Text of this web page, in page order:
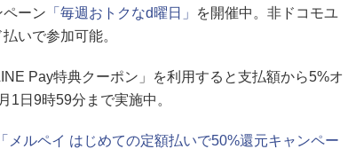
ーン 「毎週おトクなd曜日」
を開催中。非ドコモユ
いで参加可能。
Pay特典クーポン」を利用すると支払額から5%オ
1日9時59分まで実施中。
「メルペイ はじめての定額払いで50%還元キャンペー